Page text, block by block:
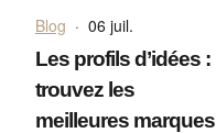
Blog · 06 juil.
Les profils d’idées :
trouvez les
meilleures marques